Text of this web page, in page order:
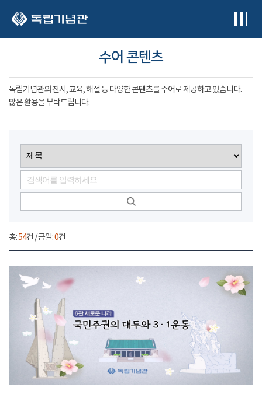
수어 콘텐츠
독립기념관의 전시, 교육, 해설 등 다양한 콘텐츠를 수어로 제공하고 있습니다.
많은 활용을 부탁드립니다.
총:54건 / 금일:0건